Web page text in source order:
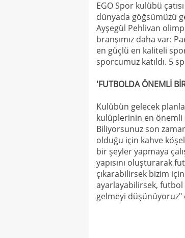
EGO Spor kulübü
dünyada göğsümüzü
Ayşegül Pehlivan
branşımız daha var:
en güçlü en kaliteli
sporcumuz katıldı. 5
'FUTBOLDA ÖNEMLİ
Kulübün gelecek
kulüplerinin en önemli
Biliyorsunuz son
olduğu için kahve
bir şeyler yapmaya
yapısını oluşturarak
çıkarabilirsek bizim
ayarlayabilirsek,
gelmeyi düşünüyoruz"